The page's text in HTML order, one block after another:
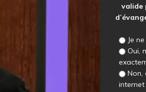
valide
Je
Oui,
Non,
internet